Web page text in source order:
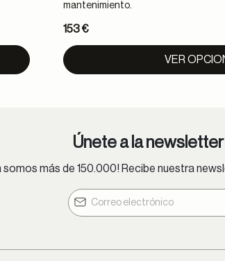
mantenimiento.
153 €
VER
Únete a la
somos más de 150.000! Recibe nuestra